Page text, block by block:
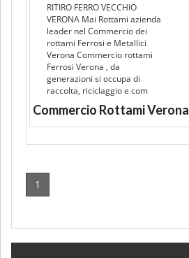
RITIRO FERRO VECCHIO
VERONA Mai Rottami azienda
leader nel Commercio dei
rottami Ferrosi e Metallici
Verona Commercio rottami
Ferrosi Verona , da
generazioni si occupa di
raccolta, riciclaggio e com
Commercio Rottami Verona
1